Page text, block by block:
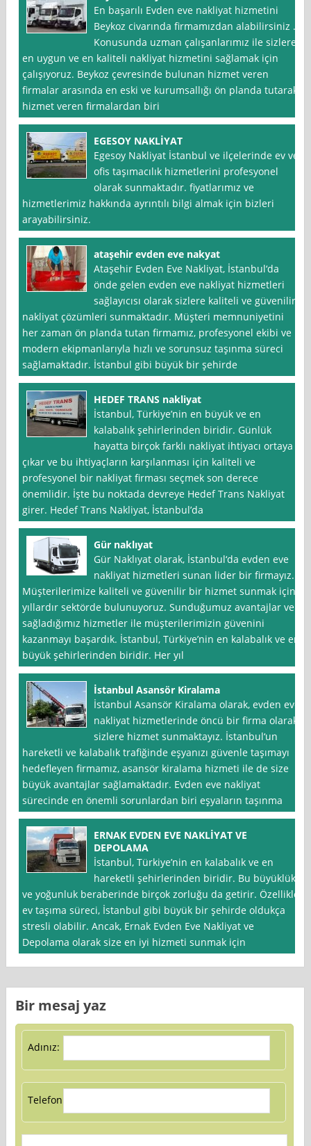
En başarılı Evden eve nakliyat hizmetini
Beykoz civarında firmamızdan alabilirsiniz .
Konusunda uzman çalışanlarımız ile sizlere
en uygun ve en kaliteli nakliyat hizmetini sağlamak için
çalışıyoruz. Beykoz çevresinde bulunan hizmet veren
firmalar arasında en eski ve kurumsallığı ön planda tutarak
hizmet veren firmalardan biri
EGESOY NAKLİYAT
Egesoy Nakliyat İstanbul ve ilçelerinde ev ve
ofis taşımacılık hizmetlerini profesyonel
olarak sunmaktadır. fiyatlarımız ve
hizmetlerimiz hakkında ayrıntılı bilgi almak için bizleri
arayabilirsiniz.
ataşehir evden eve nakyat
Ataşehir Evden Eve Nakliyat, İstanbul‘da
önde gelen evden eve nakliyat hizmetleri
sağlayıcısı olarak sizlere kaliteli ve güvenilir
nakliyat çözümleri sunmaktadır. Müşteri memnuniyetini
her zaman ön planda tutan firmamız, profesyonel ekibi ve
modern ekipmanlarıyla hızlı ve sorunsuz taşınma süreci
sağlamaktadır. İstanbul gibi büyük bir şehirde
HEDEF TRANS nakliyat
İstanbul, Türkiye’nin en büyük ve en
kalabalık şehirlerinden biridir. Günlük
hayatta birçok farklı nakliyat ihtiyacı ortaya
çıkar ve bu ihtiyaçların karşılanması için kaliteli ve
profesyonel bir nakliyat firması seçmek son derece
önemlidir. İşte bu noktada devreye Hedef Trans Nakliyat
girer. Hedef Trans Nakliyat, İstanbul’da
Gür naklıyat
Gür Naklıyat olarak, İstanbul‘da evden eve
nakliyat hizmetleri sunan lider bir firmayız.
Müşterilerimize kaliteli ve güvenilir bir hizmet sunmak için
yıllardır sektörde bulunuyoruz. Sunduğumuz avantajlar ve
sağladığımız hizmetler ile müşterilerimizin güvenini
kazanmayı başardık. İstanbul, Türkiye’nin en kalabalık ve en
büyük şehirlerinden biridir. Her yıl
İstanbul Asansör Kiralama
İstanbul Asansör Kiralama olarak, evden eve
nakliyat hizmetlerinde öncü bir firma olarak
sizlere hizmet sunmaktayız. İstanbul‘un
hareketli ve kalabalık trafiğinde eşyanızı güvenle taşımayı
hedefleyen firmamız, asansör kiralama hizmeti ile de size
büyük avantajlar sağlamaktadır. Evden eve nakliyat
sürecinde en önemli sorunlardan biri eşyaların taşınma
ERNAK EVDEN EVE NAKLİYAT VE
DEPOLAMA
İstanbul, Türkiye’nin en kalabalık ve en
hareketli şehirlerinden biridir. Bu büyüklük
ve yoğunluk beraberinde birçok zorluğu da getirir. Özellikle
ev taşıma süreci, İstanbul gibi büyük bir şehirde oldukça
stresli olabilir. Ancak, Ernak Evden Eve Nakliyat ve
Depolama olarak size en iyi hizmeti sunmak için
Bir mesaj yaz
Adınız:
Telefon: